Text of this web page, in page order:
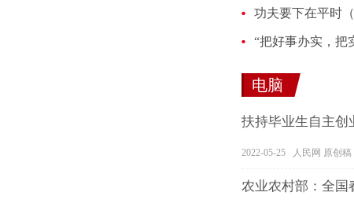
功夫要下在平时
“把好事办实，把
电脑
扶持毕业生自主创
2022-05-25 人民网 原创稿
农业农村部：全国